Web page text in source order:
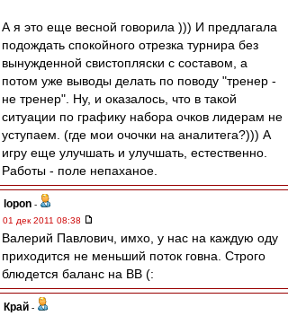
А я это еще весной говорила ))) И предлагала
подождать спокойного отрезка турнира без
вынужденной свистопляски с составом, а
потом уже выводы делать по поводу "тренер -
не тренер". Ну, и оказалось, что в такой
ситуации по графику набора очков лидерам не
уступаем. (где мои очочки на аналитега?))) А
игру еще улучшать и улучшать, естественно.
Работы - поле непаханое.
lopon -
01 дек 2011 08:38
Валерий Павлович, имхо, у нас на каждую оду
приходится не меньший поток говна. Строго
блюдется баланс на ВВ (:
Край -